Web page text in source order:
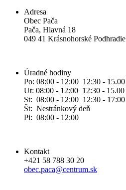
Adresa
Obec Pača
Pača, Hlavná 18
049 41 Krásnohorské Podhradie
Úradné hodiny
Po: 08:00 - 12:00 12:30 - 15.00
Ut: 08:00 - 12:00 12:30 - 15.00
St: 08:00 - 12:00 12:30 - 17:00
Št: Nestránkový deň
Pi: 08:00 - 12:00
Kontakt
+421 58 788 30 20
obec.paca@centrum.sk